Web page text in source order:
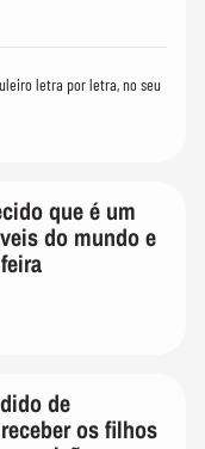
letra por letra, no seu
que é um
do mundo e
de
os filhos